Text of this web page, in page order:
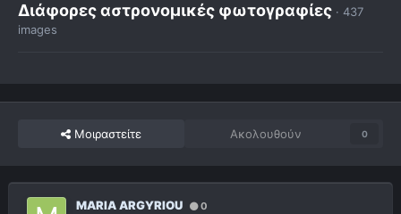
Διάφορες αστρονομικές φωτογραφίες · 437
images
Μοιραστείτε Ακολουθούν 0
MARIA ARGYRIOU 0